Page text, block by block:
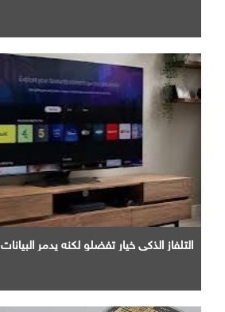
التلفاز الذكي خيار تفضلو لكنه يدمر البيانات